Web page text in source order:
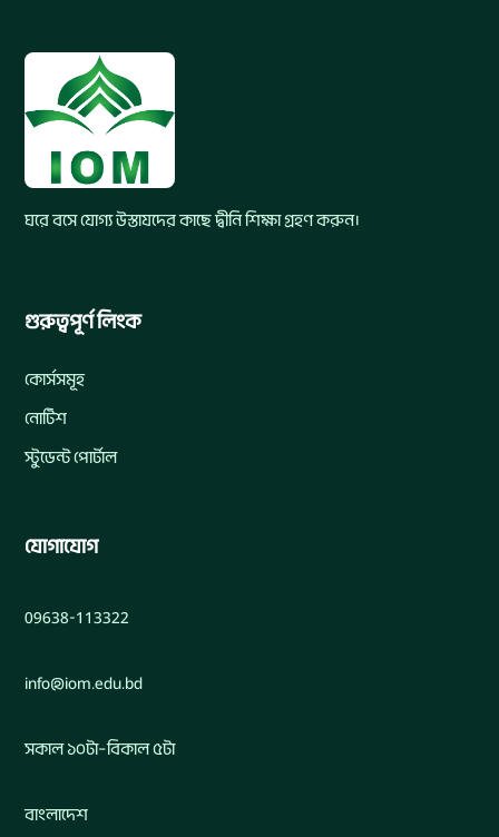
ঘরে বসে যোগ্য উস্তাযদের কাছে দ্বীনি শিক্ষা গ্রহণ করুন।
গুরুত্বপূর্ণ লিংক
কোর্সসমূহ
নোটিশ
স্টুডেন্ট পোর্টাল
যোগাযোগ
09638-113322
info@iom.edu.bd
সকাল ১০টা–বিকাল ৫টা
বাংলাদেশ